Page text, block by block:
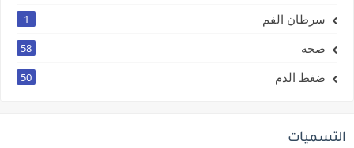
سرطان الفم 1
صحه 58
ضغط الدم 50
التسميات